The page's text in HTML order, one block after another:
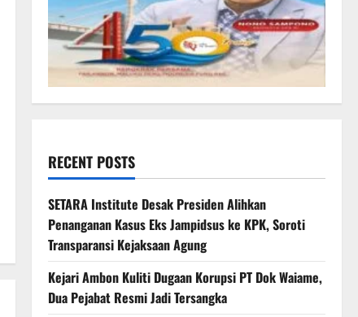
RECENT POSTS
SETARA Institute Desak Presiden Alihkan
Penanganan Kasus Eks Jampidsus ke KPK, Soroti
Transparansi Kejaksaan Agung
Kejari Ambon Kuliti Dugaan Korupsi PT Dok Waiame,
Dua Pejabat Resmi Jadi Tersangka